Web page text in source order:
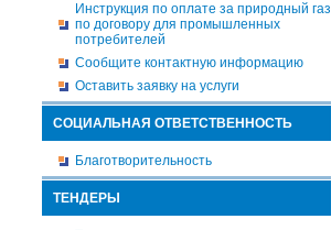
Инструкция по оплате за природный газ
по договору для промышленных
потребителей
Сообщите контактную информацию
Оставить заявку на услуги
СОЦИАЛЬНАЯ ОТВЕТСТВЕННОСТЬ
Благотворительность
ТЕНДЕРЫ